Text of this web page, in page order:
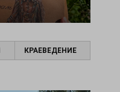
КРАЕВЕДЕНИЕ